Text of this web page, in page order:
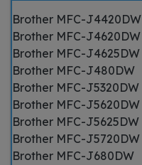
Brother MFC-J4420DW
Brother MFC-J4620DW
Brother MFC-J4625DW
Brother MFC-J480DW
Brother MFC-J5320DW
Brother MFC-J5620DW
Brother MFC-J5625DW
Brother MFC-J5720DW
Brother MFC-J680DW